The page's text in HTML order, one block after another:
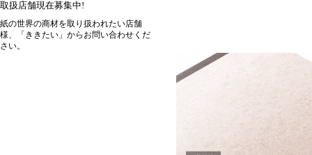
取扱店舗現在募集中!
紙の世界の商材を取り扱われたい店舗
様、「ききたい」からお問い合わせくだ
さい。